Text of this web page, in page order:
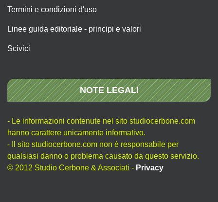
Termini e condizioni d'uso
Linee guida editoriale - principi e valori
Scivici
NOTE LEGALI
- Le informazioni contenute nel sito studiocerbone.com
hanno carattere unicamente informativo.
- Il sito studiocerbone.com non è responsabile per
qualsiasi danno o problema causato da questo servizio.
© 2012 Studio Cerbone & Associati - Privacy